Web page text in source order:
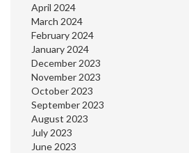
April 2024
March 2024
February 2024
January 2024
December 2023
November 2023
October 2023
September 2023
August 2023
July 2023
June 2023